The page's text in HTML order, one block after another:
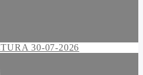
30-07-2026